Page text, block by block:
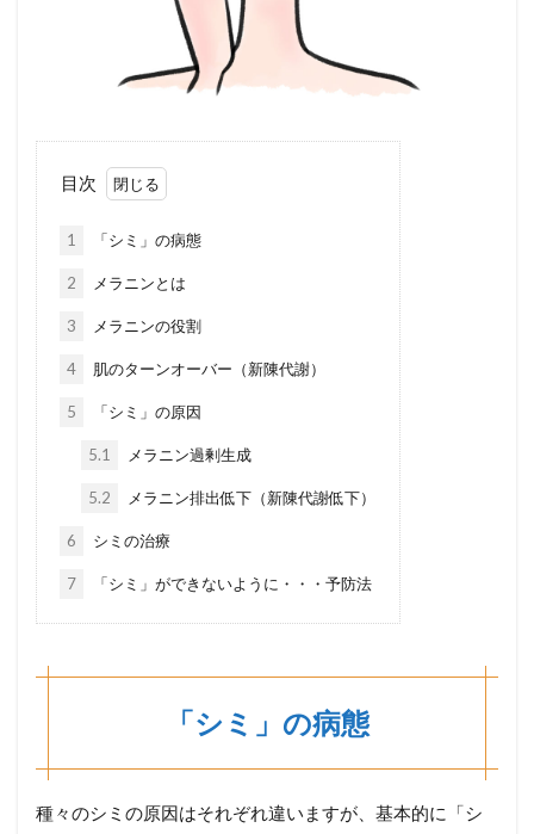
目次
1 「シミ」の病態
2 メラニンとは
3 メラニンの役割
4 肌のターンオーバー（新陳代謝）
5 「シミ」の原因
5.1 メラニン過剰生成
5.2 メラニン排出低下（新陳代謝低下）
6 シミの治療
7 「シミ」ができないように・・・予防法
「シミ」の病態
種々のシミの原因はそれぞれ違いますが、基本的に「シ
検索